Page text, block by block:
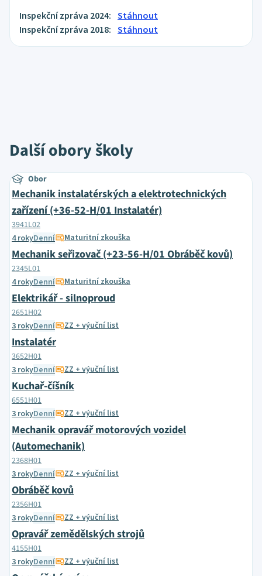
Inspekční zpráva 2024: Stáhnout
Inspekční zpráva 2018: Stáhnout
Další obory školy
Obor
Mechanik instalatérských a elektrotechnických
zařízení (+36-52-H/01 Instalatér)
3941L02
4 rokyDenní Maturitní zkouška
Mechanik seřizovač (+23-56-H/01 Obráběč kovů)
2345L01
4 rokyDenní Maturitní zkouška
Elektrikář - silnoproud
2651H02
3 rokyDenní ZZ + výuční list
Instalatér
3652H01
3 rokyDenní ZZ + výuční list
Kuchař-číšník
6551H01
3 rokyDenní ZZ + výuční list
Mechanik opravář motorových vozidel
(Automechanik)
2368H01
3 rokyDenní ZZ + výuční list
Obráběč kovů
2356H01
3 rokyDenní ZZ + výuční list
Opravář zemědělských strojů
4155H01
3 rokyDenní ZZ + výuční list